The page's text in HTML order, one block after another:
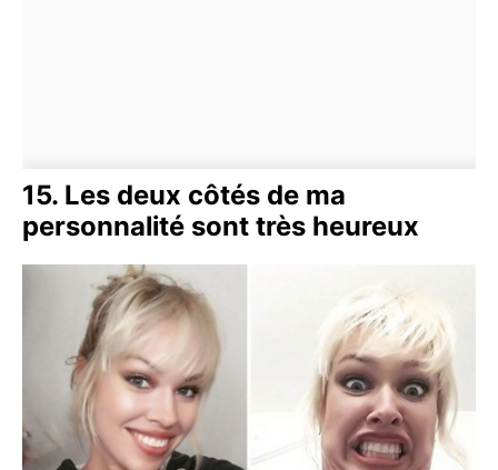
15. Les deux côtés de ma
personnalité sont très heureux